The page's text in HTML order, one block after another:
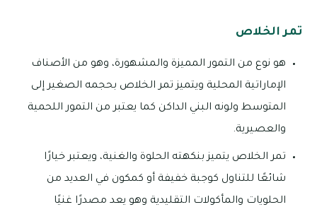
تمر الخلاص
هو نوع من التمور المميزة والمشهورة، وهو من الأصناف
الإماراتية المحلية ويتميز تمر الخلاص بحجمه الصغير إلى
المتوسط ولونه البني الداكن كما يعتبر من التمور اللحمية
والعصيرية.
تمر الخلاص يتميز بنكهته الحلوة والغنية، ويعتبر خيارًا
شائعًا للتناول كوجبة خفيفة أو كمكون في العديد من
الحلويات والمأكولات التقليدية وهو يعد مصدرًا غنيًا